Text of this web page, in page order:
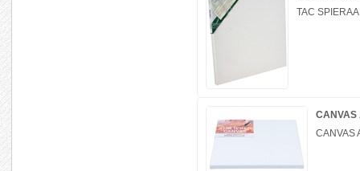
TAC
CANVAS
CANVAS